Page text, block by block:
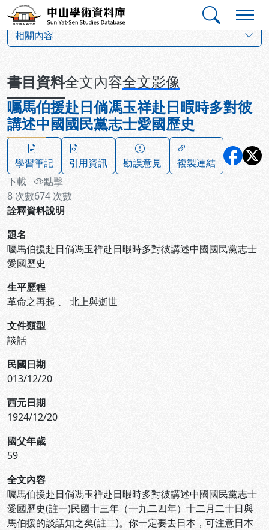
跳到主要內容
中山學術資料庫
相關內容
書目資料全文內容全文影像
囑馬伯援赴日倘馮玉祥赴日暇時多對彼
講述中國國民黨志士愛國歷史
學習筆記 引用資訊 勘誤意見
複製連結
下載
8 次數
點擊
674 次數
詮釋資料說明
題名
囑馬伯援赴日倘馮玉祥赴日暇時多對彼講述中國國民黨志士
愛國歷史
生平歷程
革命之再起 、 北上與逝世
文件類型
談話
民國日期
013/12/20
西元日期
1924/12/20
國父年歲
59
全文內容
囑馬伯援赴日倘馮玉祥赴日暇時多對彼講述中國國民黨志士
愛國歷史(註一)民國十三年（一九二四年）十二月二十日與
馬伯援的談話知之矣(註二)。你一定要去日本，可注意日本